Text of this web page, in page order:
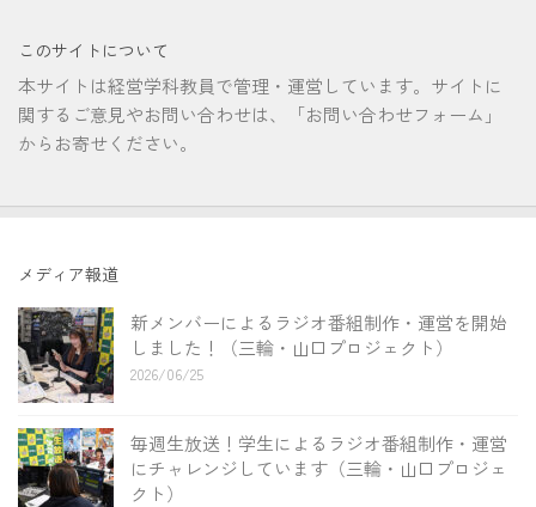
このサイトについて
本サイトは経営学科教員で管理・運営しています。サイトに
関するご意見やお問い合わせは、「お問い合わせフォーム」
からお寄せください。
メディア報道
新メンバーによるラジオ番組制作・運営を開始
しました！（三輪・山口プロジェクト）
2026/06/25
毎週生放送！学生によるラジオ番組制作・運営
にチャレンジしています（三輪・山口プロジェ
クト）